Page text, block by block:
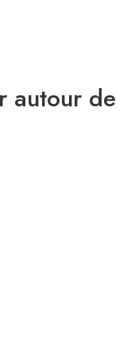
autour de